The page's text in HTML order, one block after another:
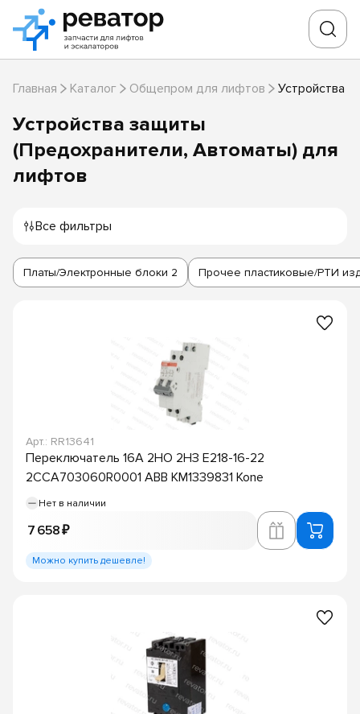
Главная Каталог Общепром для лифтов Устройства
Устройства защиты
(Предохранители, Автоматы) для
лифтов
Все фильтры
Платы/Электронные блоки 2 Прочее пластиковые/РТИ
Арт.: RR13641
Переключатель 16А 2НО 2НЗ E218-16-22
2CCA703060R0001 ABB KM1339831 Kone
Нет в наличии
7 658 ₽
Можно купить дешевле!